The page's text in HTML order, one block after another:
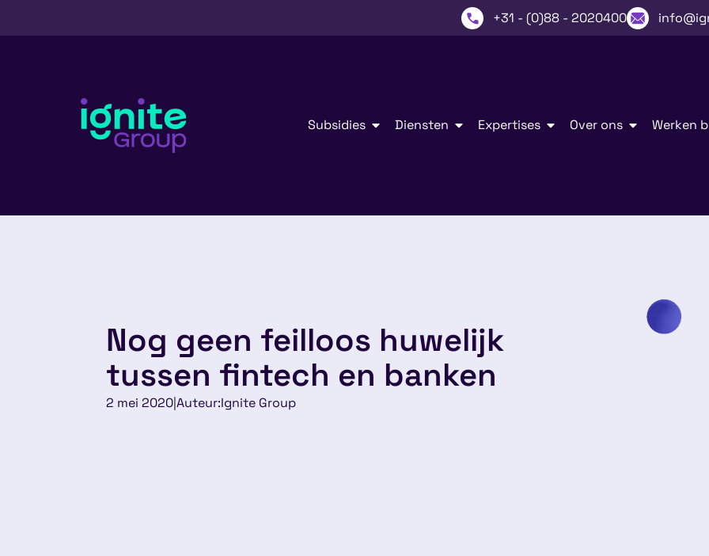
+31 - (0)88 - 2020400
Subsidies Diensten Expertises Over ons Werken
Nog geen feilloos huwelijk
tussen fintech en banken
2 mei 2020|Auteur:Ignite Group